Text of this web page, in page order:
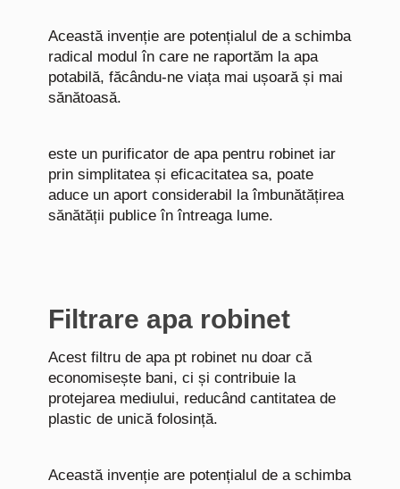
Această invenție are potențialul de a schimba
radical modul în care ne raportăm la apa
potabilă, făcându-ne viața mai ușoară și mai
sănătoasă.
este un purificator de apa pentru robinet iar
prin simplitatea și eficacitatea sa, poate
aduce un aport considerabil la îmbunătățirea
sănătății publice în întreaga lume.
Filtrare apa robinet
Acest filtru de apa pt robinet nu doar că
economisește bani, ci și contribuie la
protejarea mediului, reducând cantitatea de
plastic de unică folosință.
Această invenție are potențialul de a schimba